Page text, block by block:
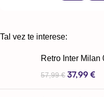
Tal vez te interese:
Retro Inter Milan
57,99€ 37,99 €